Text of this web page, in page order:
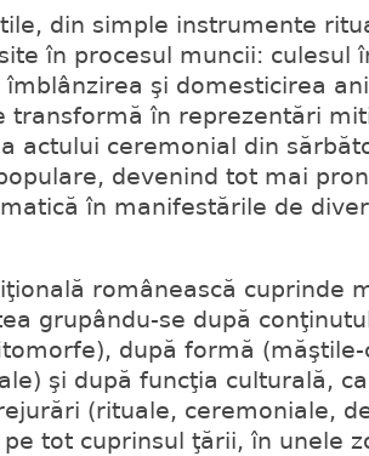
din simple instrumente
în procesul muncii: culesul
îmblânzirea şi domesticirea
transformă în reprezentări
actului ceremonial din
devenind tot mai
în manifestările de
românească cuprinde
grupându-se după
după formă
şi după funcţia culturală,
(rituale, ceremoniale,
tot cuprinsul ţării, în unele